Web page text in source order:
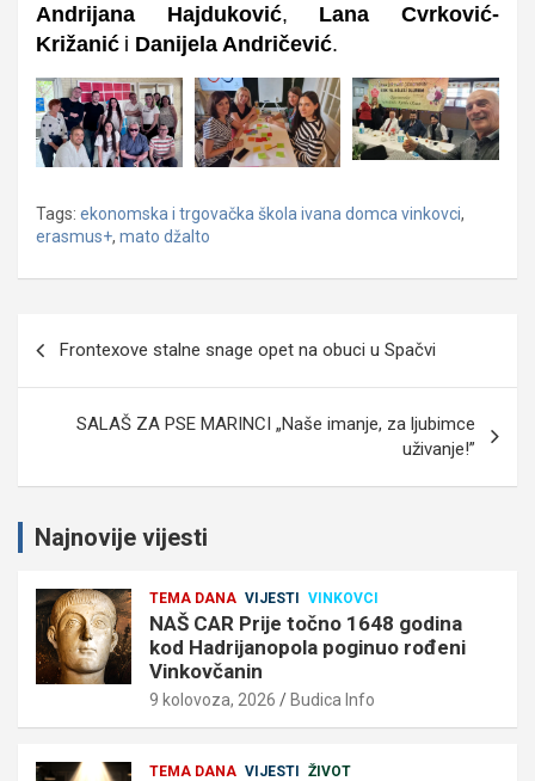
Andrijana Hajduković, Lana Cvrković-
Križanić i Danijela Andričević.
Tags: ekonomska i trgovačka škola ivana domca vinkovci,
erasmus+, mato džalto
Frontexove stalne snage opet na obuci u Spačvi
SALAŠ ZA PSE MARINCI „Naše imanje, za ljubimce
uživanje!”
Najnovije vijesti
TEMA DANA VIJESTI VINKOVCI
NAŠ CAR Prije točno 1648 godina
kod Hadrijanopola poginuo rođeni
Vinkovčanin
9 kolovoza, 2026 Budica Info
TEMA DANA VIJESTI ŽIVOT